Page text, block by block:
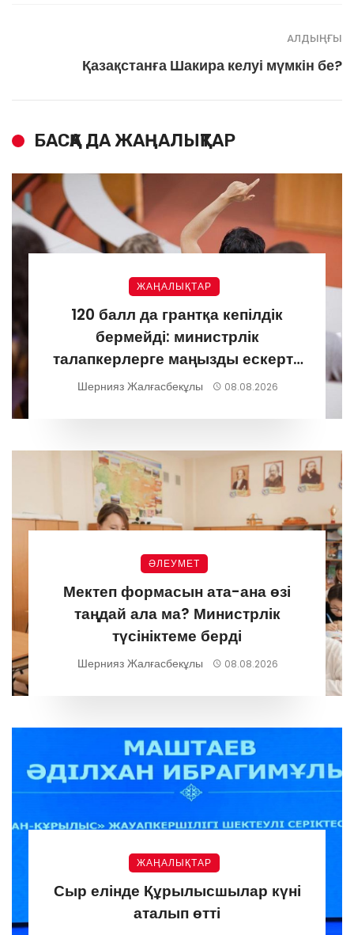
АЛДЫҢҒЫ
Қазақстанға Шакира келуі мүмкін бе?
БАСҚА ДА ЖАҢАЛЫҚТАР
ЖАҢАЛЫҚТАР
120 балл да грантқа кепілдік
бермейді: министрлік
талапкерлерге маңызды ескерту
жасады
Шернияз Жалғасбекұлы 08.08.2026
ӘЛЕУМЕТ
Мектеп формасын ата-ана өзі
таңдай ала ма? Министрлік
түсініктеме берді
Шернияз Жалғасбекұлы 08.08.2026
ЖАҢАЛЫҚТАР
Сыр елінде Құрылысшылар күні
аталып өтті